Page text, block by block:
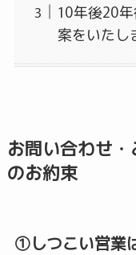
10年後20
案をいたし
お問い合わせ
のお約束
①しつこい営業